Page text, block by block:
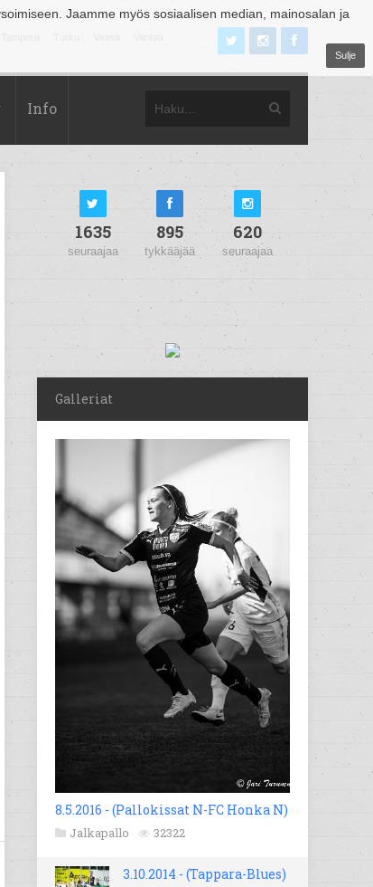
Jaamme myös sosiaalisen median, mainosalan ja
Sulje
Info
1635
seuraajaa
895
tykkääjää
620
seuraajaa
Galleriat
8.5.2016 - (Pallokissat N-FC Honka N)
Jalkapallo 32322
3.10.2014 - (Tappara-Blues)